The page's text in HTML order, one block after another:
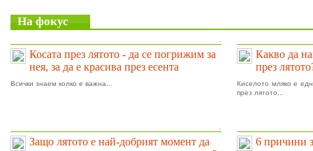
На фокус
Косата през лятото - да се погрижим за
нея, за да е красива през есента
Всички знаем колко е важна...
Какво да
през
Киселото мляко е
през лятото...
Защо лятото е най-добрият момент да
6 причини